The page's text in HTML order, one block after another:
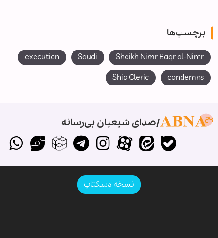
برچسب‌ها
Sheikh Nimr Baqr al-Nimr
Saudi
execution
condemns
Shia Cleric
صدای شیعیان بی‌رسانه
نسخه دسکتاپ